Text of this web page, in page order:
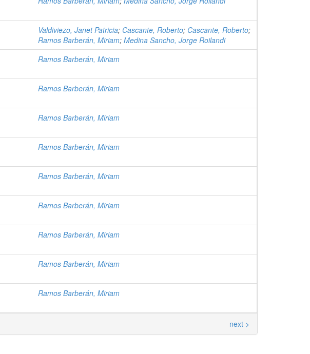
Valdiviezo, Janet Patricia; Cascante, Roberto; Cascante, Roberto;
Ramos Barberán, Miriam; Medina Sancho, Jorge Roilandi
Ramos Barberán, Miriam
Ramos Barberán, Miriam
Ramos Barberán, Miriam
Ramos Barberán, Miriam
Ramos Barberán, Miriam
Ramos Barberán, Miriam
Ramos Barberán, Miriam
Ramos Barberán, Miriam
Ramos Barberán, Miriam
next >